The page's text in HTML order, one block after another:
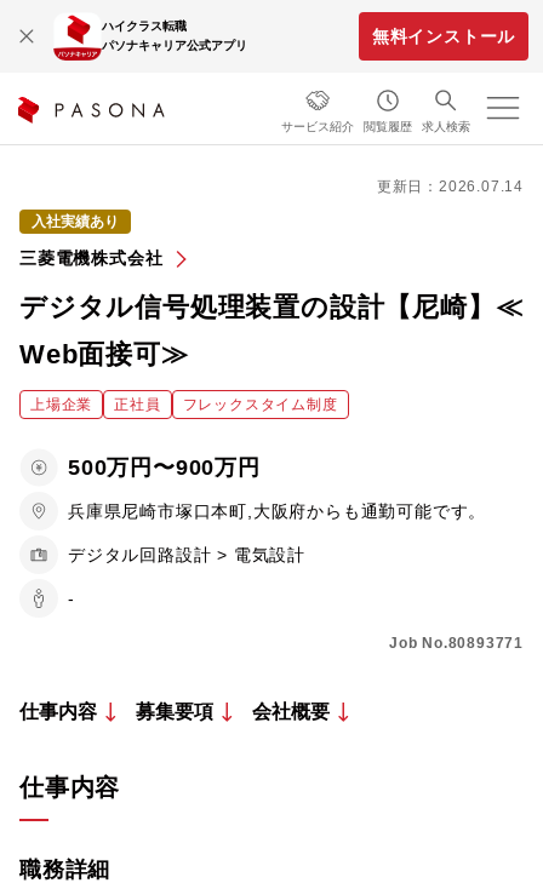
ハイクラス転職
パソナキャリア公式アプリ
無料インストール
サービス紹介 閲覧履歴 求人検索
更新日：2026.07.14
入社実績あり
三菱電機株式会社
デジタル信号処理装置の設計【尼崎】≪
Web面接可≫
上場企業 正社員 フレックスタイム制度
500万円〜900万円
兵庫県尼崎市塚口本町,大阪府からも通勤可能です。
デジタル回路設計 > 電気設計
-
Job No.80893771
仕事内容 募集要項 会社概要
仕事内容
職務詳細